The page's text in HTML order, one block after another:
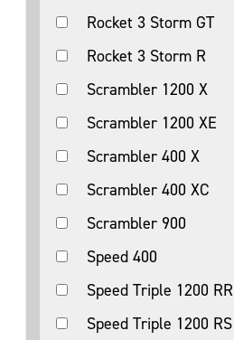
Rocket 3 Storm GT
Rocket 3 Storm R
Scrambler 1200 X
Scrambler 1200 XE
Scrambler 400 X
Scrambler 400 XC
Scrambler 900
Speed 400
Speed Triple 1200 RR
Speed Triple 1200 RS